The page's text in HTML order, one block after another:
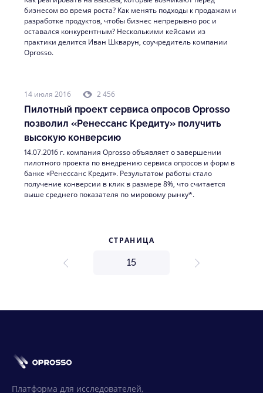
бизнесом во время роста? Как менять подходы к продажам и
разработке продуктов, чтобы бизнес непрерывно рос и
оставался конкурентным? Несколькими кейсами из
практики делится Иван Шкварун, соучредитель компании
Oprosso.
14 июля 2016 2 456
Пилотный проект сервиса опросов Oprosso
позволил «Ренессанс Кредиту» получить
высокую конверсию
14.07.2016 г. компания Oprosso объявляет о завершении
пилотного проекта по внедрению сервиса опросов и форм в
банке «Ренессанс Кредит». Результатом работы стало
получение конверсии в клик в размере 8%, что считается
выше среднего показателя по мировому рынку*.
СТРАНИЦА
Платформа для исследователей,